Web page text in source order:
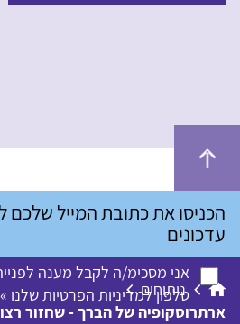
אני מסכימ/ה לקבל מענה
טלפוןלמדיניות הפרטיות שלנו »ניתוחים
ארתרוסקופיה של הברך - שחזור